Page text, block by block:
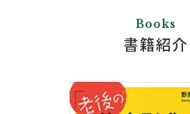
Books
書籍紹介